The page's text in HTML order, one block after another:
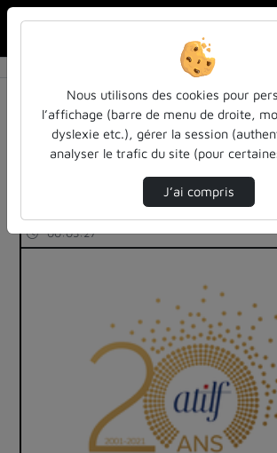
Résultats de la recherche
Filtres actifs (cliquer pour en retirer) :
Français
sciences-sociales atilf
00:03:27
Nous utilisons des cookies pour
l’affichage (barre de menu de droite,
dyslexie etc.), gérer la session
analyser le trafic du site (pour
J’ai compris